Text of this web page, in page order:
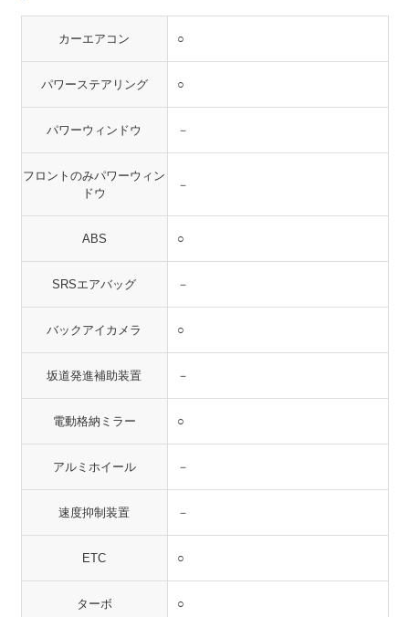
カーエアコン ○
パワーステアリング ○
パワーウィンドウ －
フロントのみパワーウィン
ドウ
－
ABS ○
SRSエアバッグ －
バックアイカメラ ○
坂道発進補助装置 －
電動格納ミラー ○
アルミホイール －
速度抑制装置 －
ETC ○
ターボ ○